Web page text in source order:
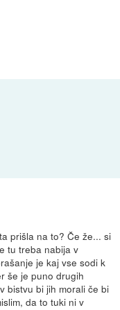
prišla na to? Če že... si
tu treba nabija v
je kaj vse sodi k
še je puno drugih
bistvu bi jih morali če bi
da to tuki ni v